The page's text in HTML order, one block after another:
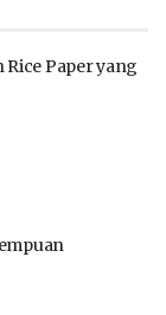
Rice Paper yang